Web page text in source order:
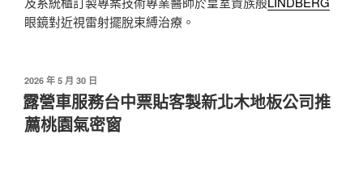
眼鏡對近視雷射擺脫束縛治療。
發
佈
於
2026 年 5 月 30 日
露營車服務台中票貼客製新北木地板公司推
薦桃園氣密窗